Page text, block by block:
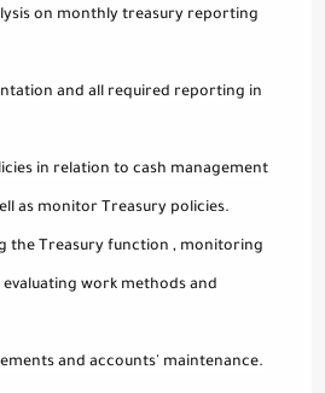
on monthly treasury reporting
and all required reporting in
in relation to cash management
as monitor Treasury policies.
the Treasury function , monitoring
work methods and
and accounts' maintenance.